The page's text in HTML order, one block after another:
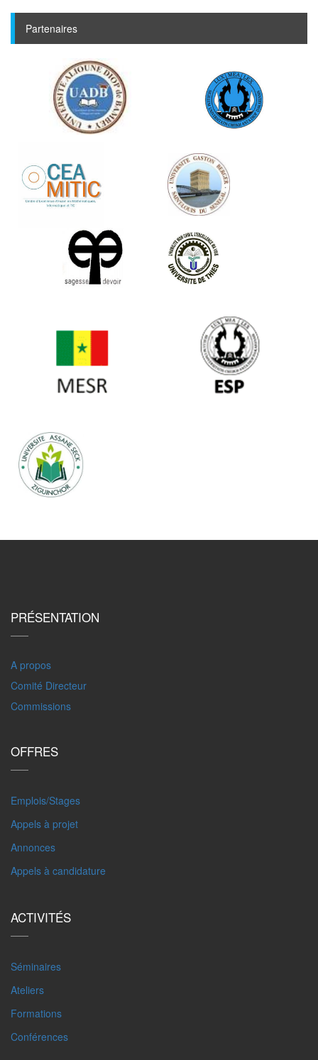
Partenaires
PRÉSENTATION
A propos
Comité Directeur
Commissions
OFFRES
Emplois/Stages
Appels à projet
Annonces
Appels à candidature
ACTIVITÉS
Séminaires
Ateliers
Formations
Conférences